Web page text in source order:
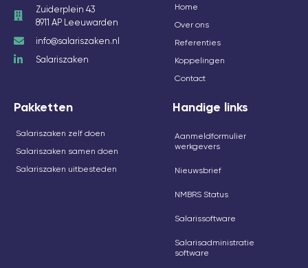
Zuiderplein 43
8911 AP Leeuwarden
info@salariszaken.nl
Salariszaken
Home
Over ons
Referenties
Koppelingen
Contact
Pakketten
Salariszaken zelf doen
Salariszaken samen doen
Salariszaken uitbesteden
Handige links
Aanmeldformulier
werkgevers
Nieuwsbrief
NMBRS Status
Salarissoftware
Salarisadministratie
software